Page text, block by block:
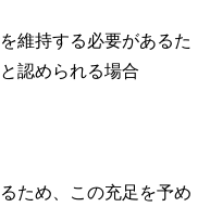
維持する必要があるた
認められる場合
ため、この充足を予め